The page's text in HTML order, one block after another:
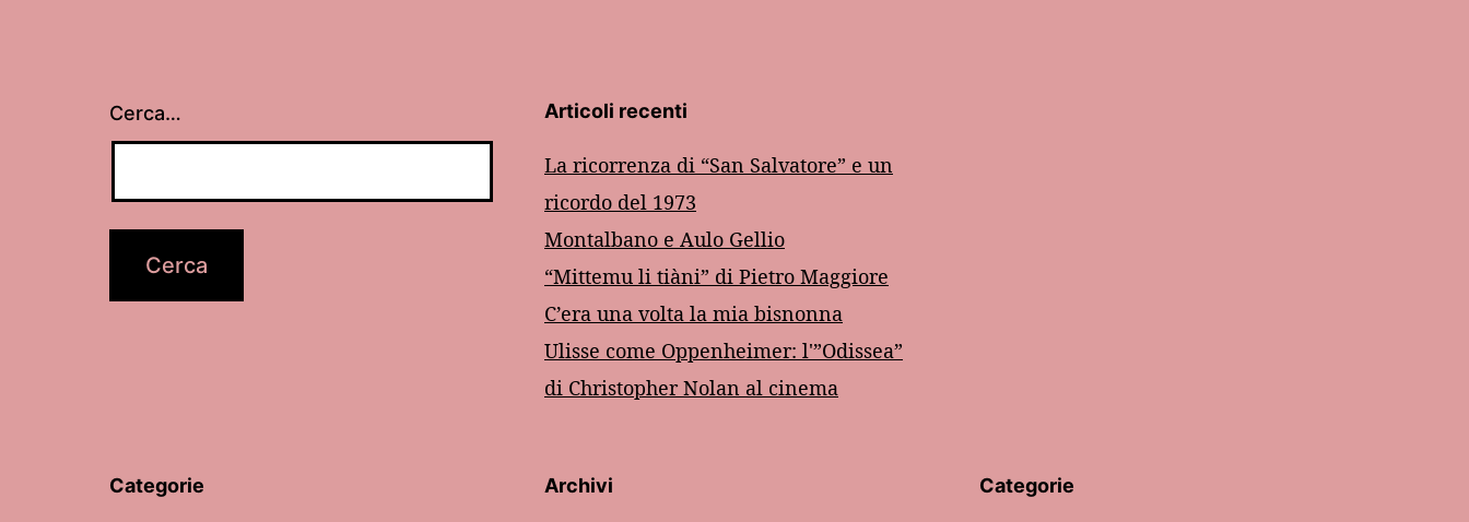
Cerca… Articoli recenti
La ricorrenza di “San Salvatore” e un
ricordo del 1973
Montalbano e Aulo Gellio
“Mittemu li tiàni” di Pietro Maggiore
C’era una volta la mia bisnonna
Ulisse come Oppenheimer: l'”Odissea”
di Christopher Nolan al cinema
Categorie Archivi Categorie